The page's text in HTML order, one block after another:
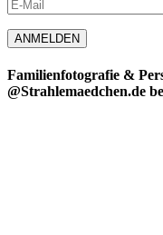
Familienfotografie &
@Strahlemaedchen.de